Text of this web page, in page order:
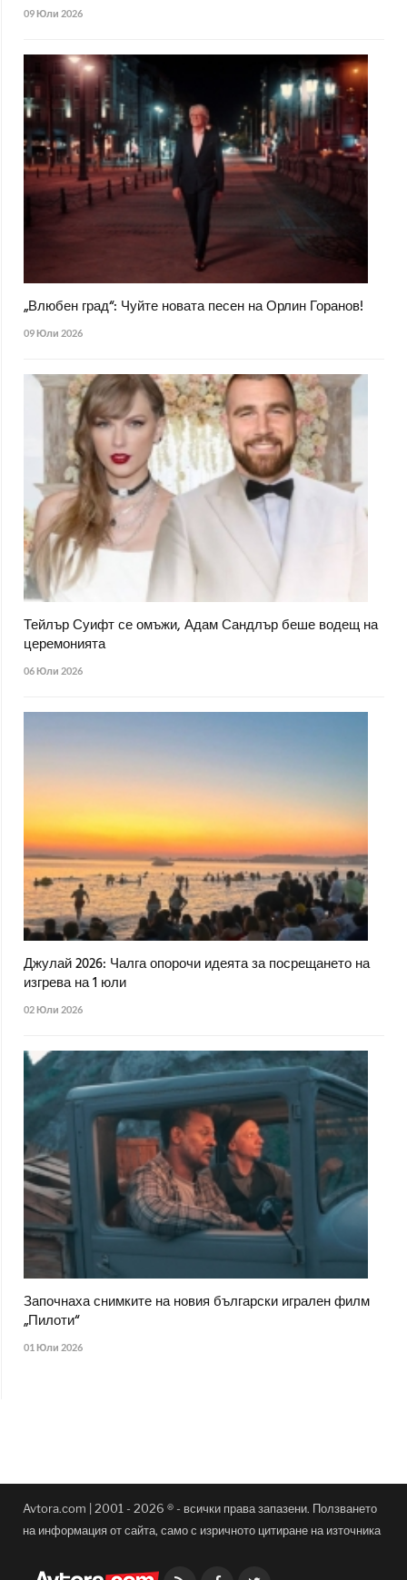
09 Юли 2026
„Влюбен град“: Чуйте новата песен на Орлин Горанов!
09 Юли 2026
Тейлър Суифт се омъжи, Адам Сандлър беше водещ на
церемонията
06 Юли 2026
Джулай 2026: Чалга опорочи идеята за посрещането на
изгрева на 1 юли
02 Юли 2026
Започнаха снимките на новия български игрален филм
„Пилоти“
01 Юли 2026
Avtora.com | 2001 - 2026 ® - всички права запазени. Ползването
на информация от сайта, само с изричното цитиране на източника